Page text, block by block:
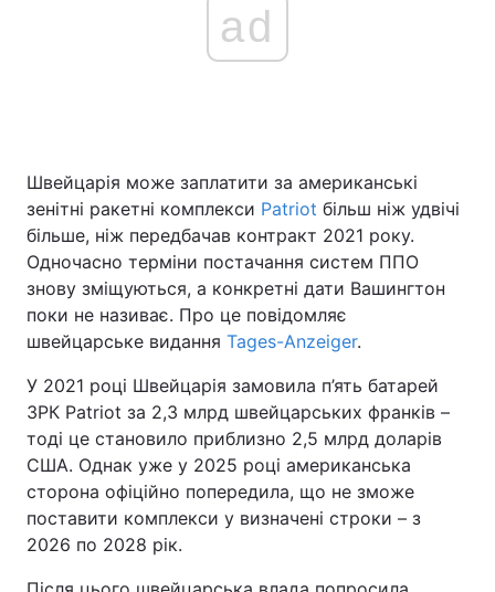
ad
Швейцарія може заплатити за американські
зенітні ракетні комплекси Patriot більш ніж удвічі
більше, ніж передбачав контракт 2021 року.
Одночасно терміни постачання систем ППО
знову зміщуються, а конкретні дати Вашингтон
поки не називає. Про це повідомляє
швейцарське видання Tages-Anzeiger.
У 2021 році Швейцарія замовила п’ять батарей
ЗРК Patriot за 2,3 млрд швейцарських франків –
тоді це становило приблизно 2,5 млрд доларів
США. Однак уже у 2025 році американська
сторона офіційно попередила, що не зможе
поставити комплекси у визначені строки – з
2026 по 2028 рік.